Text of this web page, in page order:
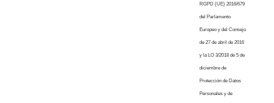
RGPD (UE) 2016/679
del Parlamento
Europeo y del Consejo
de 27 de abril de 2016
y la LO 3/2018 de 5 de
diciembre de
Protección de Datos
Personales y de